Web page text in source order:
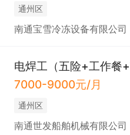
通州区
南通宝雪冷冻设备有限公司
电焊工（五险+工作餐+
7000-9000元/月
通州区
南通世发船舶机械有限公司